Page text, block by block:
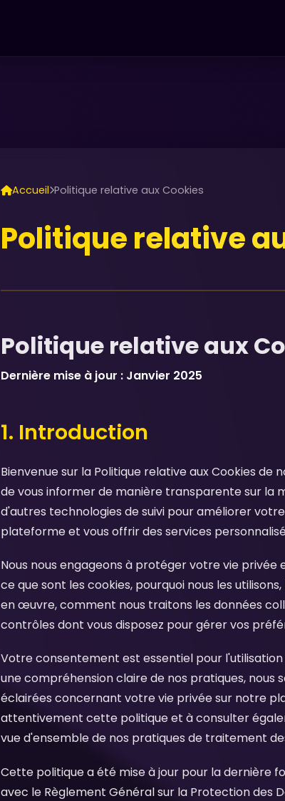
Accueil Politique relative aux Cookies
Politique relative
Politique relative aux
Dernière mise à jour : Janvier 2025
1. Introduction
Bienvenue sur la Politique relative aux Cookies
de vous informer de manière transparente sur la
d'autres technologies de suivi pour améliorer
plateforme et vous offrir des services
Nous nous engageons à protéger votre vie
ce que sont les cookies, pourquoi nous les
en œuvre, comment nous traitons les données
contrôles dont vous disposez pour gérer vos
Votre consentement est essentiel pour
une compréhension claire de nos pratiques,
éclairées concernant votre vie privée sur notre
attentivement cette politique et à consulter
vue d'ensemble de nos pratiques de traitement
Cette politique a été mise à jour pour la dernière
avec le Règlement Général sur la Protection des